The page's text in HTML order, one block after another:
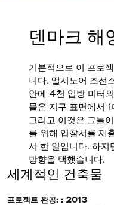
덴마크 해
기본적으로 이 프로
니다. 엘시노어 조선
안에 4천 입방 미터
물은 지구 표면에서
그리고 이것은 그들
를 위해 입찰서를 제
서 한 일입니다. 하지
방향을 택했습니다.
세계적인 건축물
프로젝트 완공: : 2013